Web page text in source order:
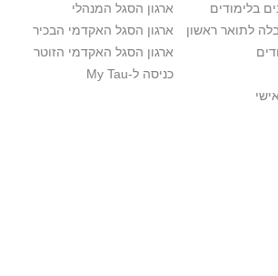
בלימודים
לתואר ראשון
ארגון הסגל המנהלי
ארגון הסגל האקדמי הבכיר
ארגון הסגל האקדמי הזוטר
כניסה ל-My Tau